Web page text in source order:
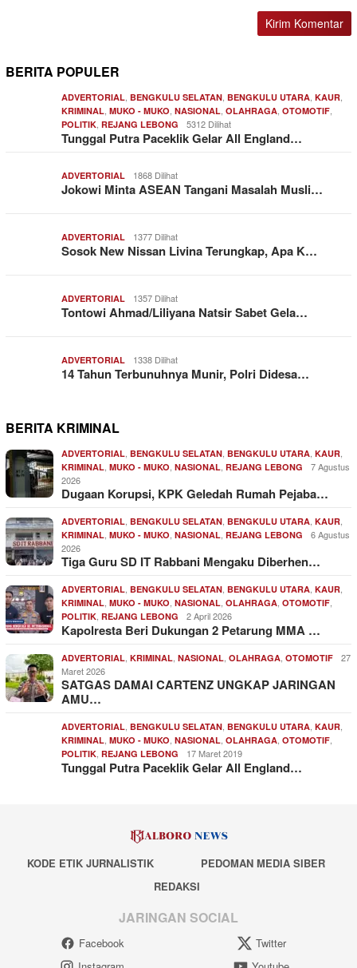
BERITA POPULER
ADVERTORIAL, BENGKULU SELATAN, BENGKULU UTARA, KAUR,
KRIMINAL, MUKO - MUKO, NASIONAL, OLAHRAGA, OTOMOTIF,
POLITIK, REJANG LEBONG 5312 Dilihat
Tunggal Putra Paceklik Gelar All England…
ADVERTORIAL 1868 Dilihat
Jokowi Minta ASEAN Tangani Masalah Musli…
ADVERTORIAL 1377 Dilihat
Sosok New Nissan Livina Terungkap, Apa K…
ADVERTORIAL 1357 Dilihat
Tontowi Ahmad/Liliyana Natsir Sabet Gela…
ADVERTORIAL 1338 Dilihat
14 Tahun Terbunuhnya Munir, Polri Didesa…
BERITA KRIMINAL
ADVERTORIAL, BENGKULU SELATAN, BENGKULU UTARA, KAUR,
KRIMINAL, MUKO - MUKO, NASIONAL, REJANG LEBONG
7 Agustus
2026
Dugaan Korupsi, KPK Geledah Rumah Pejaba…
ADVERTORIAL, BENGKULU SELATAN, BENGKULU UTARA, KAUR,
KRIMINAL, MUKO - MUKO, NASIONAL, REJANG LEBONG
6 Agustus
2026
Tiga Guru SD IT Rabbani Mengaku Diberhen…
ADVERTORIAL, BENGKULU SELATAN, BENGKULU UTARA, KAUR,
KRIMINAL, MUKO - MUKO, NASIONAL, OLAHRAGA, OTOMOTIF,
POLITIK, REJANG LEBONG 2 April 2026
Kapolresta Beri Dukungan 2 Petarung MMA …
ADVERTORIAL, KRIMINAL, NASIONAL, OLAHRAGA, OTOMOTIF
27
Maret 2026
SATGAS DAMAI CARTENZ UNGKAP JARINGAN
AMU…
ADVERTORIAL, BENGKULU SELATAN, BENGKULU UTARA, KAUR,
KRIMINAL, MUKO - MUKO, NASIONAL, OLAHRAGA, OTOMOTIF,
POLITIK, REJANG LEBONG 17 Maret 2019
Tunggal Putra Paceklik Gelar All England…
KODE ETIK JURNALISTIK
PEDOMAN MEDIA SIBER
REDAKSI
JARINGAN SOCIAL
Facebook
Twitter